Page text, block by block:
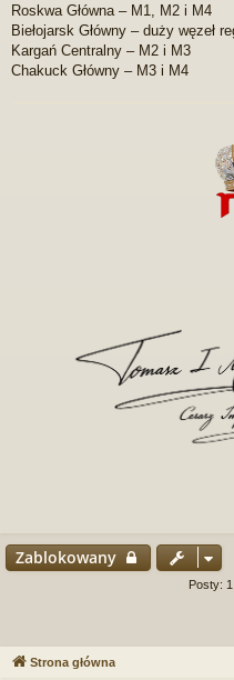
Roskwa Główna – M1, M2 i M4
Biełojarsk Główny – duży węzeł
Kargań Centralny – M2 i M3
Chakuck Główny – M3 i M4
Zablokowany
Posty:
Strona główna